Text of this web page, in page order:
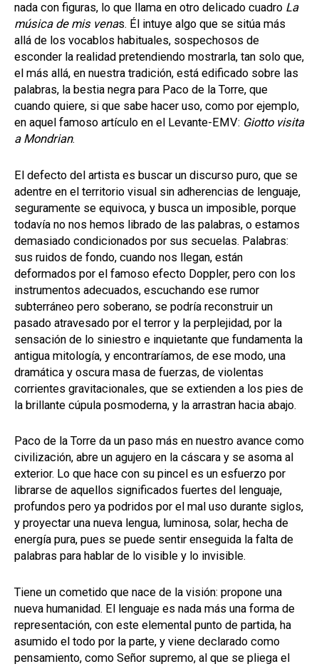
nada con figuras, lo que llama en otro delicado cuadro La
música de mis venas. Él intuye algo que se sitúa más
allá de los vocablos habituales, sospechosos de
esconder la realidad pretendiendo mostrarla, tan solo que,
el más allá, en nuestra tradición, está edificado sobre las
palabras, la bestia negra para Paco de la Torre, que
cuando quiere, si que sabe hacer uso, como por ejemplo,
en aquel famoso artículo en el Levante-EMV: Giotto visita
a Mondrian.
El defecto del artista es buscar un discurso puro, que se
adentre en el territorio visual sin adherencias de lenguaje,
seguramente se equivoca, y busca un imposible, porque
todavía no nos hemos librado de las palabras, o estamos
demasiado condicionados por sus secuelas. Palabras:
sus ruidos de fondo, cuando nos llegan, están
deformados por el famoso efecto Doppler, pero con los
instrumentos adecuados, escuchando ese rumor
subterráneo pero soberano, se podría reconstruir un
pasado atravesado por el terror y la perplejidad, por la
sensación de lo siniestro e inquietante que fundamenta la
antigua mitología, y encontraríamos, de ese modo, una
dramática y oscura masa de fuerzas, de violentas
corrientes gravitacionales, que se extienden a los pies de
la brillante cúpula posmoderna, y la arrastran hacia abajo.
Paco de la Torre da un paso más en nuestro avance como
civilización, abre un agujero en la cáscara y se asoma al
exterior. Lo que hace con su pincel es un esfuerzo por
librarse de aquellos significados fuertes del lenguaje,
profundos pero ya podridos por el mal uso durante siglos,
y proyectar una nueva lengua, luminosa, solar, hecha de
energía pura, pues se puede sentir enseguida la falta de
palabras para hablar de lo visible y lo invisible.
Tiene un cometido que nace de la visión: propone una
nueva humanidad. El lenguaje es nada más una forma de
representación, con este elemental punto de partida, ha
asumido el todo por la parte, y viene declarado como
pensamiento, como Señor supremo, al que se pliega el